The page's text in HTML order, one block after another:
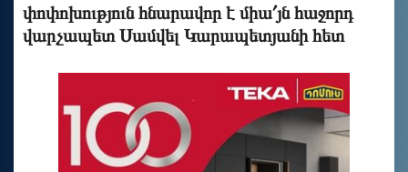
փոփոխություն հնարավոր է միա՛յն հաջորդ
վարչապետ Սամվել Կարապետյանի հետ